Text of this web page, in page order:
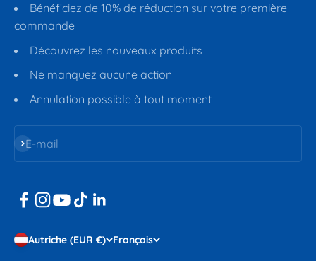
Bénéficiez de 10% de réduction sur votre première
commande
Découvrez les nouveaux produits
Ne manquez aucune action
Annulation possible à tout moment
E-mail
S'inscrire
Autriche (EUR €) Français